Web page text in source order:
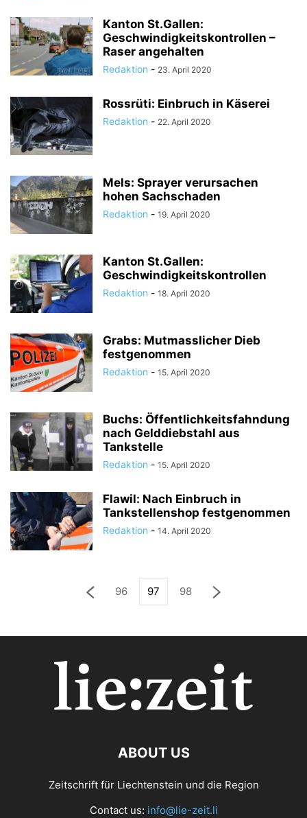
Kanton St.Gallen:
Geschwindigkeitskontrollen –
Raser angehalten
Redaktion - 23. April 2020
Rossrüti: Einbruch in Käserei
Redaktion - 22. April 2020
Mels: Sprayer verursachen
hohen Sachschaden
Redaktion - 19. April 2020
Kanton St.Gallen:
Geschwindigkeitskontrollen
Redaktion - 18. April 2020
Grabs: Mutmasslicher Dieb
festgenommen
Redaktion - 15. April 2020
Buchs: Öffentlichkeitsfahndung
nach Gelddiebstahl aus
Tankstelle
Redaktion - 15. April 2020
Flawil: Nach Einbruch in
Tankstellenshop festgenommen
Redaktion - 14. April 2020
96 97 98
ABOUT US
Zeitschrift für Liechtenstein und die Region
Contact us: info@lie-zeit.li